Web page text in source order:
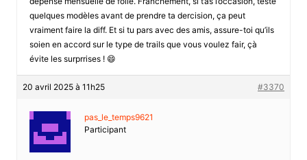
quelques modèles avant de prendre ta dercision, ça peut
vraiment faire la diff. Et si tu pars avec des amis, assure-toi qu’ils
soien en accord sur le type de trails que vous voulez fair, çà
évite les surprrises ! 😄
20 avril 2025 à 11h25 #3370
pas_le_temps9621
Participant